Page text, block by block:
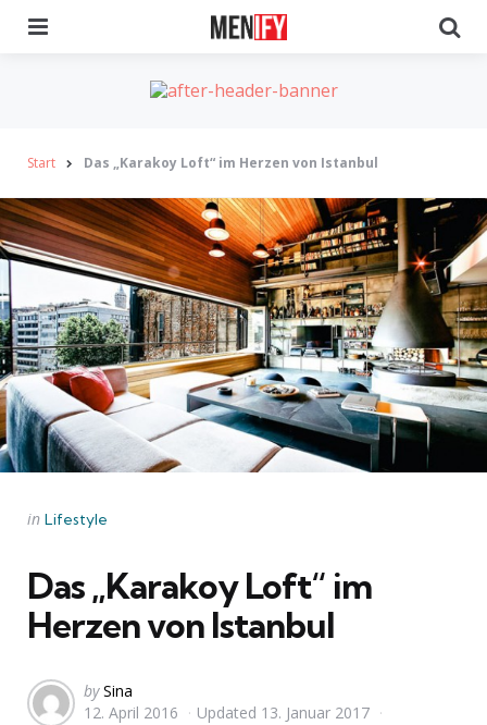
Start Das „Karakoy Loft“ im Herzen von Istanbul
Categories
Posted
in Lifestyle
Das „Karakoy Loft“ im
Herzen von Istanbul
Posted
by
by Sina
12. April 2016
Updated 13. Januar 2017